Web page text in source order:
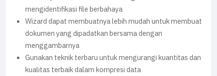
mengidentifikasi file berbahaya
Wizard dapat membuatnya lebih mudah untuk membuat
dokumen yang dipadatkan bersama dengan
menggambarnya
Gunakan teknik terbaru untuk mengurangi kuantitas dan
kualitas terbaik dalam kompresi data